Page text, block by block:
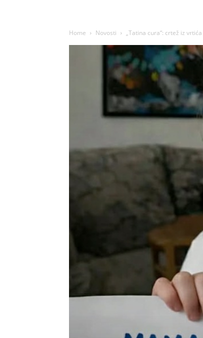
Home Novosti „Tatina cura“: crtež iz